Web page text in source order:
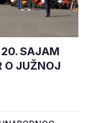
SAJAM
O JUŽNOJ